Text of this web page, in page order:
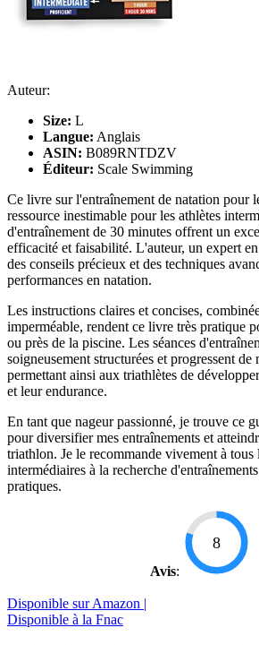
Auteur:
Size: L
Langue: Anglais
ASIN: B089RNTDZV
Éditeur: Scale Swimming
Ce livre sur l'entraînement de natation pour
ressource inestimable pour les athlètes
d'entraînement de 30 minutes offrent un
efficacité et faisabilité. L'auteur, un expert
des conseils précieux et des techniques
performances en natation.
Les instructions claires et concises,
imperméable, rendent ce livre très pratique
ou près de la piscine. Les séances
soigneusement structurées et progressent de
permettant ainsi aux triathlètes de
et leur endurance.
En tant que nageur passionné, je trouve ce
pour diversifier mes entraînements et
triathlon. Je le recommande vivement à tous
intermédiaires à la recherche
pratiques.
Avis:
8
Disponible sur Amazon |
Disponible à la Fnac